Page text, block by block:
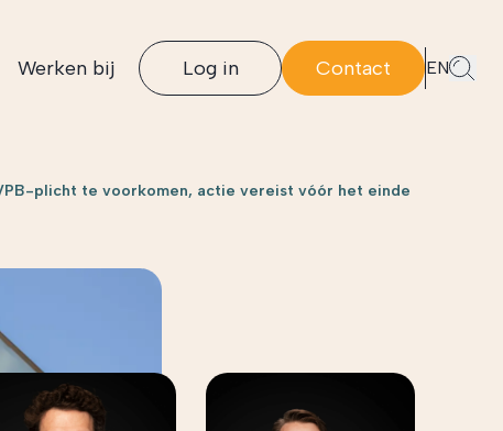
Werken bij Log in Contact EN
plicht te voorkomen, actie vereist vóór het einde